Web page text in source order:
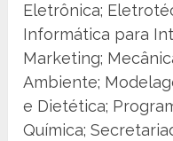
Eletrônica;
Informática para
Marketing;
Ambiente;
e Dietética;
Química;